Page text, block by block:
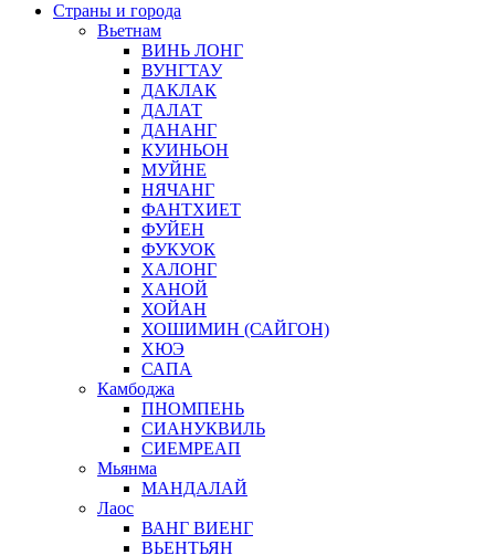
Страны и города
Вьетнам
ВИНЬ ЛОНГ
ВУНГТАУ
ДАКЛАК
ДАЛАТ
ДАНАНГ
КУИНЬОН
МУЙНЕ
НЯЧАНГ
ФАНТХИЕТ
ФУЙЕН
ФУКУОК
ХАЛОНГ
ХАНОЙ
ХОЙАН
ХОШИМИН (САЙГОН)
ХЮЭ
САПА
Камбоджа
ПНОМПЕНЬ
СИАНУКВИЛЬ
СИЕМРЕАП
Мьянма
МАНДАЛАЙ
Лаос
ВАНГ ВИЕНГ
ВЬЕНТЬЯН